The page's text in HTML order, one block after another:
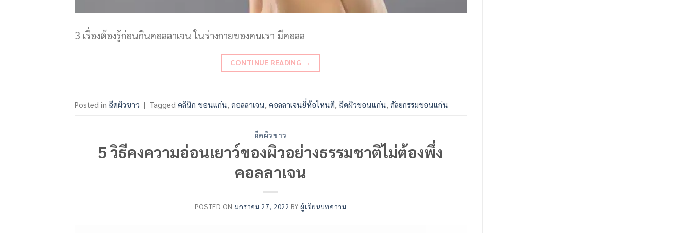
3 เรื่องต้องรู้ก่อนกินคอลลาเจน ในร่างกายของคนเรา มีคอลล
CONTINUE READING →
Posted in ฉีดผิวขาว | Tagged คลินิก ขอนแก่น, คอลลาเจน, คอลลาเจนยี่ห้อไหนดี, ฉีดผิวขอนแก่น, ศัลยกรรมขอนแก่น
ฉีดผิวขาว
5 วิธีคงความอ่อนเยาว์ของผิวอย่างธรรมชาติไม่ต้องพึ่ง
คอลลาเจน
POSTED ON มกราคม 27, 2022 BYผู้เขียนบทความ